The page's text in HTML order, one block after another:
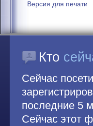
Версия для печати
Кто
Сейчас
последние 5
Сейчас этот